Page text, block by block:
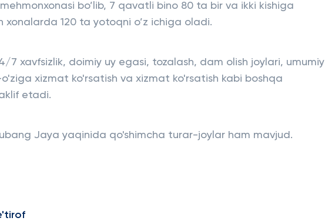
mehmonxonasi bo’lib, 7 qavatli bino 80 ta bir va ikki kishiga
xonalarda 120 ta yotoqni o’z ichiga oladi.
7 xavfsizlik, doimiy uy egasi, tozalash, dam olish joylari, umumiy
xizmat ko'rsatish va xizmat ko'rsatish kabi boshqa
etadi.
Jaya yaqinida qo'shimcha turar-joylar ham mavjud.